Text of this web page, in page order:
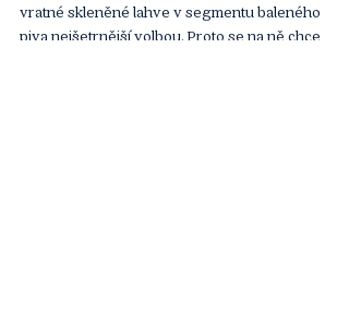
vratné skleněné lahve v segmentu baleného
piva nejšetrnější volbou. Proto se na ně chce